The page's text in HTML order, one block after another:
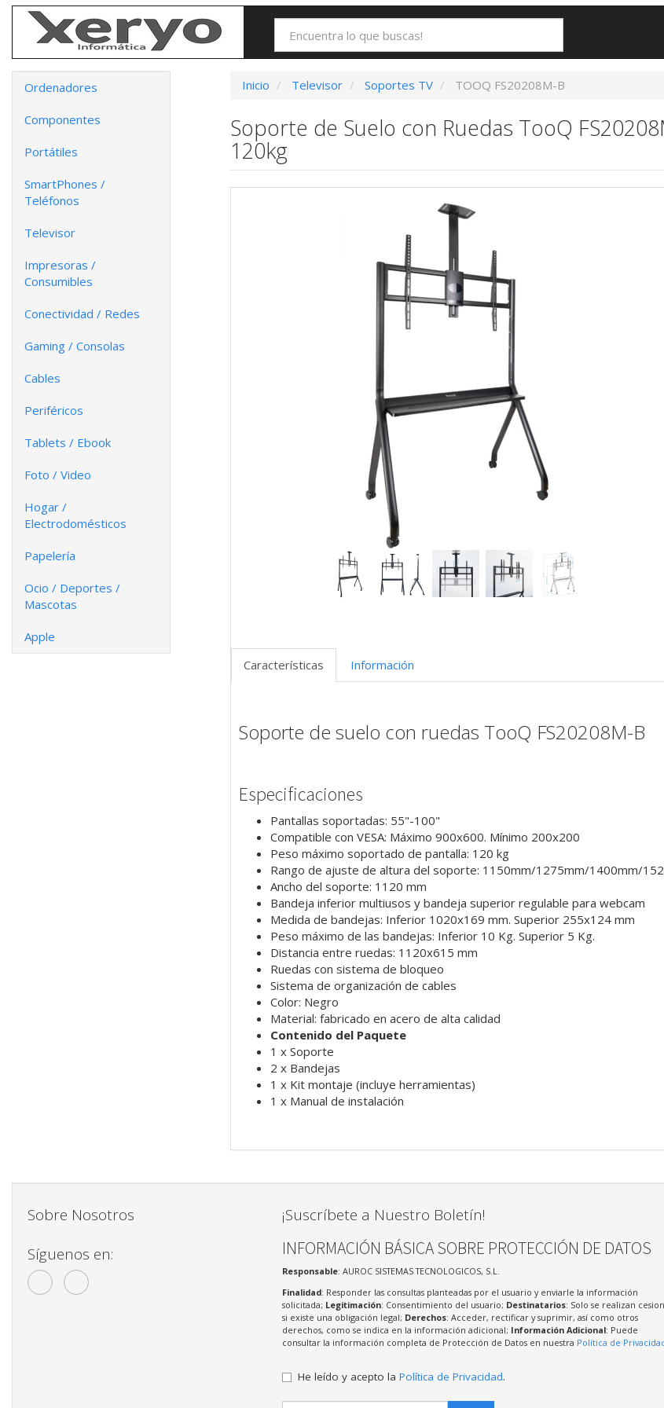
Ordenadores
Componentes
Portátiles
SmartPhones /
Teléfonos
Televisor
Impresoras /
Consumibles
Conectividad / Redes
Gaming / Consolas
Cables
Periféricos
Tablets / Ebook
Foto / Video
Hogar /
Electrodomésticos
Papelería
Ocio / Deportes /
Mascotas
Apple
Inicio Televisor Soportes TV TOOQ FS20208M-B
Soporte de Suelo con Ruedas TooQ
120kg
Características Información
Soporte de suelo con ruedas TooQ FS20208M-B
Especificaciones
Pantallas soportadas: 55"-100"
Compatible con VESA: Máximo 900x600. Mínimo 200x200
Peso máximo soportado de pantalla: 120 kg
Rango de ajuste de altura del soporte: 1150mm/1275mm/1400mm/
Ancho del soporte: 1120 mm
Bandeja inferior multiusos y bandeja superior regulable para webcam
Medida de bandejas: Inferior 1020x169 mm. Superior 255x124 mm
Peso máximo de las bandejas: Inferior 10 Kg. Superior 5 Kg.
Distancia entre ruedas: 1120x615 mm
Ruedas con sistema de bloqueo
Sistema de organización de cables
Color: Negro
Material: fabricado en acero de alta calidad
Contenido del Paquete
1 x Soporte
2 x Bandejas
1 x Kit montaje (incluye herramientas)
1 x Manual de instalación
Sobre Nosotros
Síguenos en:
¡Suscríbete a Nuestro Boletín!
INFORMACIÓN BÁSICA SOBRE PROTECCIÓN DE DATOS
Responsable: AUROC SISTEMAS TECNOLOGICOS, S.L.
Finalidad: Responder las consultas planteadas por el usuario y enviarle la información
solicitada; Legitimación: Consentimiento del usuario; Destinatarios: Solo se realizan
si existe una obligación legal; Derechos: Acceder, rectificar y suprimir, así como otros
derechos, como se indica en la información adicional; Información Adicional: Puede
consultar la información completa de Protección de Datos en nuestra Política de
He leído y acepto la Política de Privacidad.